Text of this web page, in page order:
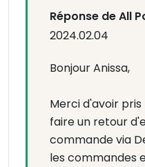
Réponse de All
2024.02.04
Bonjour Anissa,
Merci d'avoir
faire un retour
commande via
les commandes